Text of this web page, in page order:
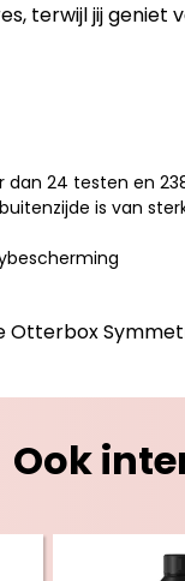
terwijl jij geniet
24 testen en
is van
Otterbox
Ook